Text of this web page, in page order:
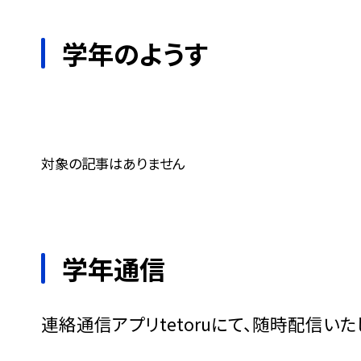
学年のようす
対象の記事はありません
学年通信
連絡通信アプリtetoruにて、随時配信いた